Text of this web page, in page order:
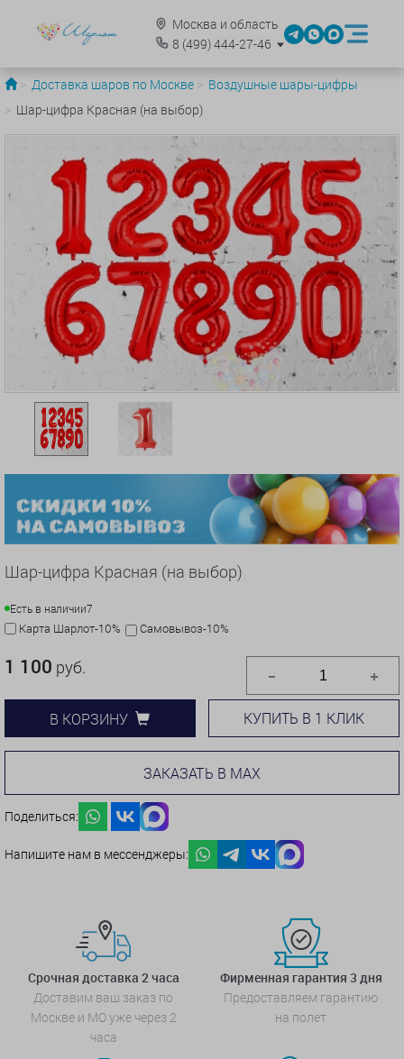
Москва и область
8 (499)444-27-46
Доставка шаров по Москве
Воздушные шары-цифры
Шар-цифра Красная (на выбор)
Шар-цифра Красная (на выбор)
Есть в наличии7
Карта Шарлот-10% Самовывоз-10%
1 100 руб.
В КОРЗИНУ КУПИТЬ В 1 КЛИК
ЗАКАЗАТЬ В MAX
Поделиться:
Напишите нам в мессенджеры:
Срочная доставка 2 часа
Доставим ваш заказ по
Москве и МО уже через 2
часа
Фирменная гарантия 3 дня
Предоставляем гарантию
на полет